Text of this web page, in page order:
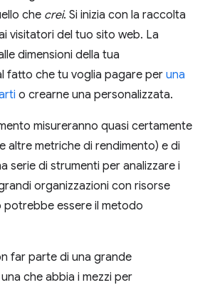
che crei. Si inizia con la raccolta
visitatori del tuo sito web. La
dimensioni della tua
fatto che tu voglia pagare per una
o crearne una personalizzata.
misureranno quasi certamente
altre metriche di rendimento) e di
serie di strumenti per analizzare i
organizzazioni con risorse
essere il metodo
far parte di una grande
che abbia i mezzi per